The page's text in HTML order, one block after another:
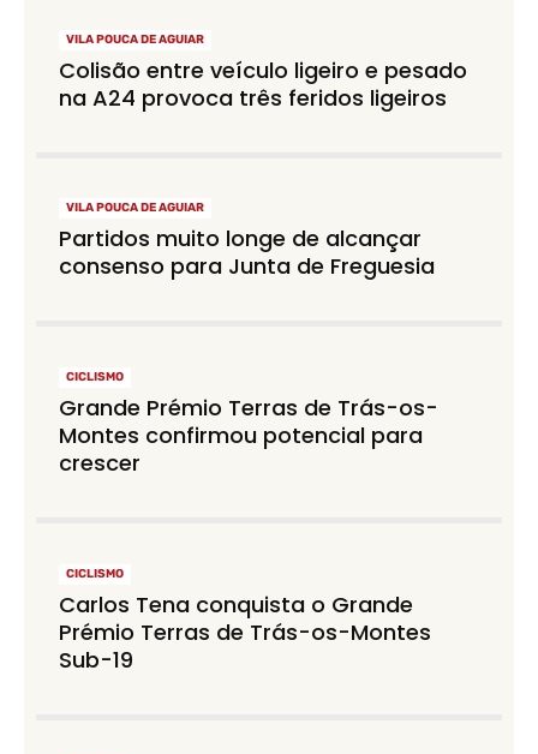
VILA POUCA DE AGUIAR
Colisão entre veículo ligeiro e pesado
na A24 provoca três feridos ligeiros
VILA POUCA DE AGUIAR
Partidos muito longe de alcançar
consenso para Junta de Freguesia
CICLISMO
Grande Prémio Terras de Trás-os-
Montes confirmou potencial para
crescer
CICLISMO
Carlos Tena conquista o Grande
Prémio Terras de Trás-os-Montes
Sub-19